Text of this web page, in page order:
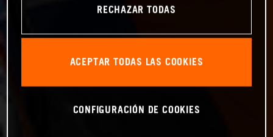
RECHAZAR TODAS
ACEPTAR TODAS LAS COOKIES
CONFIGURACIÓN DE COOKIES